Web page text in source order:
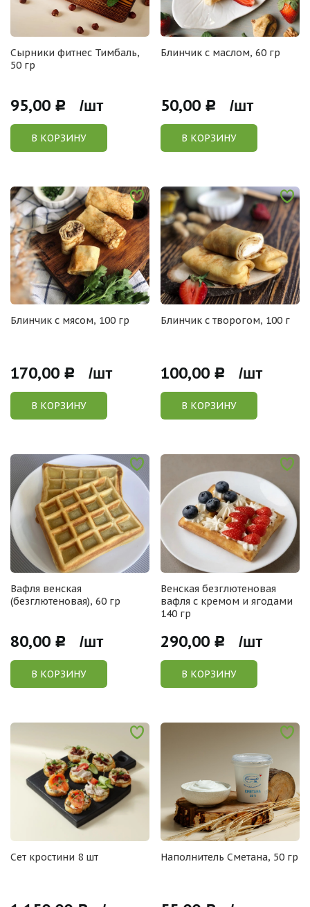
Сырники фитнес Тимбаль,
50 гр
95,00 Р /шт
В КОРЗИНУ
Блинчик с маслом, 60 гр
50,00 Р /шт
В КОРЗИНУ
Блинчик с мясом, 100 гр
170,00 Р /шт
В КОРЗИНУ
Блинчик с творогом, 100 г
100,00 Р /шт
В КОРЗИНУ
Вафля венская
(безглютеновая), 60 гр
80,00 Р /шт
В КОРЗИНУ
Венская безглютеновая
вафля с кремом и ягодами
140 гр
290,00 Р /шт
В КОРЗИНУ
Сет кростини 8 шт Наполнитель Сметана, 50 гр